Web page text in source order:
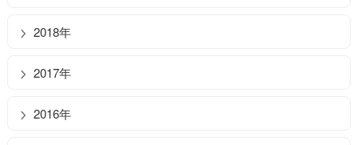
2018年
2017年
2016年